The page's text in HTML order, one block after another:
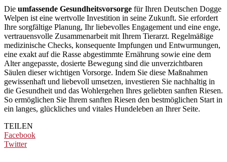
Die umfassende Gesundheitsvorsorge für Ihren Deutschen Dogge
Welpen ist eine wertvolle Investition in seine Zukunft. Sie erfordert
Ihre sorgfältige Planung, Ihr liebevolles Engagement und eine enge,
vertrauensvolle Zusammenarbeit mit Ihrem Tierarzt. Regelmäßige
medizinische Checks, konsequente Impfungen und Entwurmungen,
eine exakt auf die Rasse abgestimmte Ernährung sowie eine dem
Alter angepasste, dosierte Bewegung sind die unverzichtbaren
Säulen dieser wichtigen Vorsorge. Indem Sie diese Maßnahmen
gewissenhaft und liebevoll umsetzen, investieren Sie nachhaltig in
die Gesundheit und das Wohlergehen Ihres geliebten sanften Riesen.
So ermöglichen Sie Ihrem sanften Riesen den bestmöglichen Start in
ein langes, glückliches und vitales Hundeleben an Ihrer Seite.
TEILEN
Facebook
Twitter